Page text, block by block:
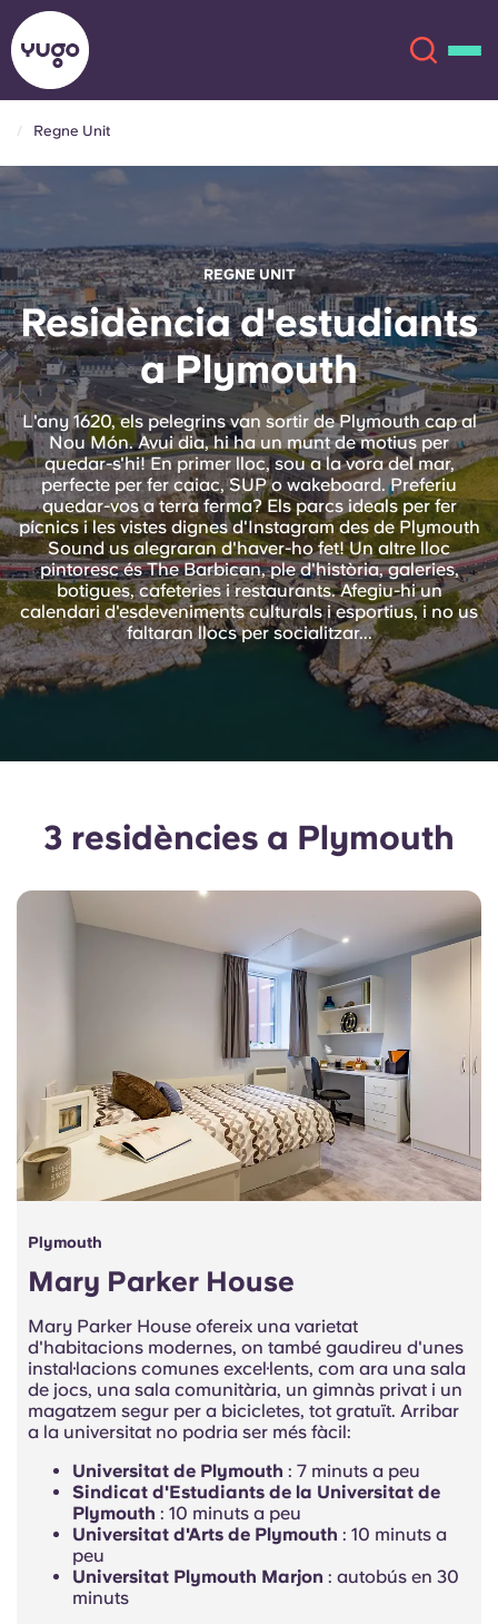
Més
Compte Llengua
English (GB)
English (US)
Chinese
Català
Deutsch
French
Portuguese
Selecciona un país
Selecciona una ciutat
Selecciona una residència
Inicia la sessió
Reserva ara
Chinese Español
Català Deutsch
Italian French
Portuguese
Regne Unit
REGNE UNIT
Residència d'estudiants
a Plymouth
L'any 1620, els pelegrins van sortir de Plymouth cap al
Nou Món. Avui dia, hi ha un munt de motius per
quedar-s'hi! En primer lloc, sou a la vora del mar,
perfecte per fer caiac, SUP o wakeboard. Preferiu
quedar-vos a terra ferma? Els parcs ideals per fer
pícnics i les vistes dignes d'Instagram des de Plymouth
Sound us alegraran d'haver-ho fet! Un altre lloc
pintoresc és The Barbican, ple d'història, galeries,
botigues, cafeteries i restaurants. Afegiu-hi un
calendari d'esdeveniments culturals i esportius, i no us
faltaran llocs per socialitzar...
3 residències a Plymouth
Plymouth
Mary Parker House
Mary Parker House ofereix una varietat
d'habitacions modernes, on també gaudireu d'unes
instal·lacions comunes excel·lents, com ara una sala
de jocs, una sala comunitària, un gimnàs privat i un
magatzem segur per a bicicletes, tot gratuït. Arribar
a la universitat no podria ser més fàcil:
Universitat de Plymouth : 7 minuts a peu
Sindicat d'Estudiants de la Universitat de
Plymouth : 10 minuts a peu
Universitat d'Arts de Plymouth : 10 minuts a
peu
Universitat Plymouth Marjon : autobús en 30
minuts